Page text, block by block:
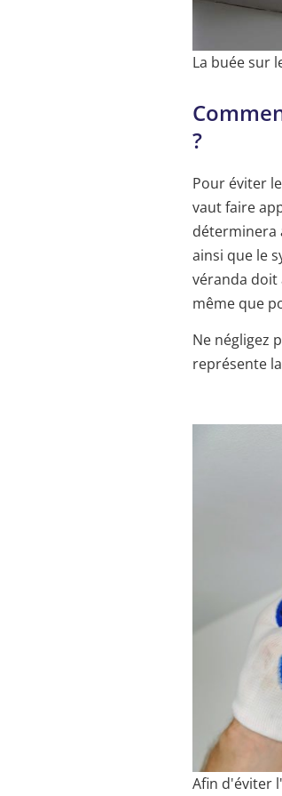
La buée sur
?
Pour éviter
vaut faire
déterminera
ainsi que le
véranda doit
même que
Ne négligez
représente
Afin d'éviter